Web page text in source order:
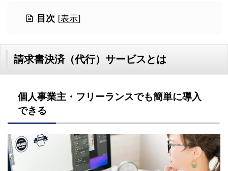
目次 [表示]
請求書決済（代行）サービスとは
個人事業主・フリーランスでも簡単に導入
できる